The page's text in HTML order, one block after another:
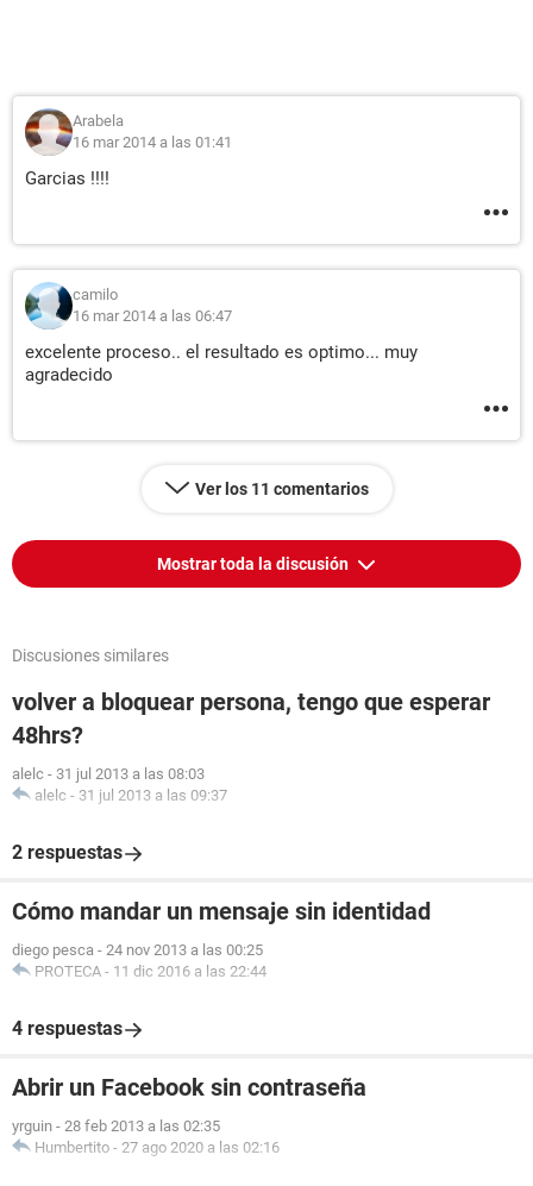
Arabela
16 mar 2014 a las 01:41
Garcias !!!!
camilo
16 mar 2014 a las 06:47
excelente proceso.. el resultado es optimo... muy
agradecido
Ver los 11 comentarios
Mostrar toda la discusión
Discusiones similares
volver a bloquear persona, tengo que esperar
48hrs?
alelc - 31 jul 2013 a las 08:03
alelc - 31 jul 2013 a las 09:37
2 respuestas
Cómo mandar un mensaje sin identidad
diego pesca - 24 nov 2013 a las 00:25
PROTECA - 11 dic 2016 a las 22:44
4 respuestas
Abrir un Facebook sin contraseña
yrguin - 28 feb 2013 a las 02:35
Humbertito - 27 ago 2020 a las 02:16